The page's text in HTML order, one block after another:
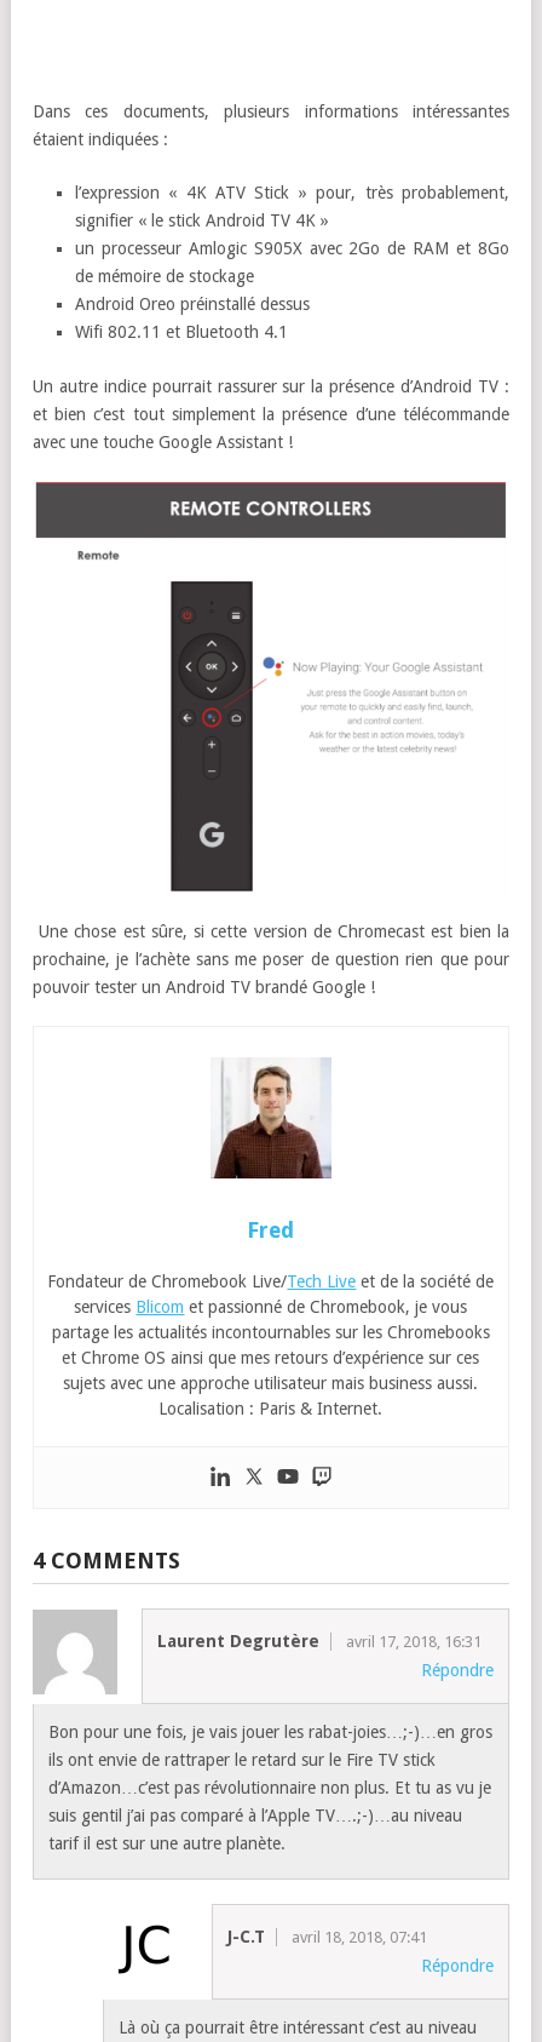
Dans ces documents, plusieurs informations intéressantes
étaient indiquées :
l’expression « 4K ATV Stick » pour, très probablement,
signifier « le stick Android TV 4K »
un processeur Amlogic S905X avec 2Go de RAM et 8Go
de mémoire de stockage
Android Oreo préinstallé dessus
Wifi 802.11 et Bluetooth 4.1
Un autre indice pourrait rassurer sur la présence d’Android TV :
et bien c’est tout simplement la présence d’une télécommande
avec une touche Google Assistant !
Une chose est sûre, si cette version de Chromecast est bien la
prochaine, je l’achète sans me poser de question rien que pour
pouvoir tester un Android TV brandé Google !
Fred
Fondateur de Chromebook Live/Tech Live et de la société de
services Blicom et passionné de Chromebook, je vous
partage les actualités incontournables sur les Chromebooks
et Chrome OS ainsi que mes retours d’expérience sur ces
sujets avec une approche utilisateur mais business aussi.
Localisation : Paris & Internet.
4 COMMENTS
Laurent Degrutère avril 17, 2018, 16:31
Répondre
Bon pour une fois, je vais jouer les rabat-joies…;-)…en gros
ils ont envie de rattraper le retard sur le Fire TV stick
d’Amazon…c’est pas révolutionnaire non plus. Et tu as vu je
suis gentil j’ai pas comparé à l’Apple TV….;-)…au niveau
tarif il est sur une autre planète.
J-C.T avril 18, 2018, 07:41
Répondre
Là où ça pourrait être intéressant c’est au niveau